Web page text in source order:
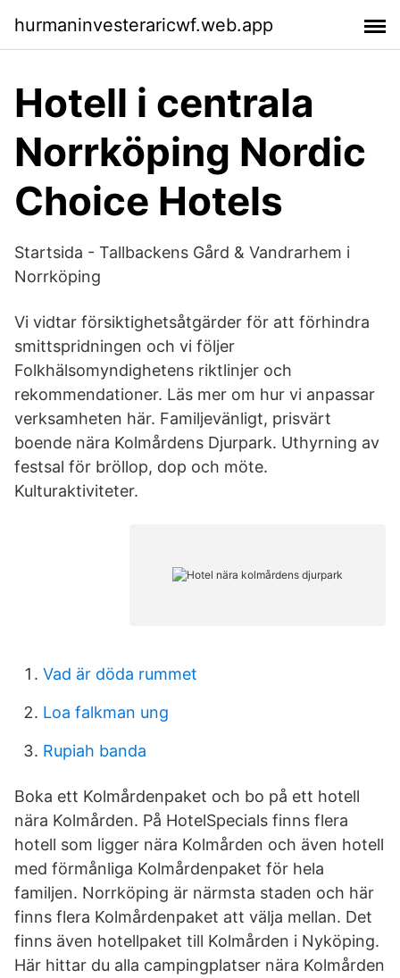
hurmaninvesteraricwf.web.app
Hotell i centrala
Norrköping Nordic
Choice Hotels
Startsida - Tallbackens Gård & Vandrarhem i
Norrköping
Vi vidtar försiktighetsåtgärder för att förhindra
smittspridningen och vi följer
Folkhälsomyndighetens riktlinjer och
rekommendationer. Läs mer om hur vi anpassar
verksamheten här. Familjevänligt, prisvärt
boende nära Kolmårdens Djurpark. Uthyrning av
festsal för bröllop, dop och möte.
Kulturaktiviteter.
Vad är döda rummet
Loa falkman ung
Rupiah banda
Boka ett Kolmårdenpaket och bo på ett hotell
nära Kolmården. På HotelSpecials finns flera
hotell som ligger nära Kolmården och även hotell
med förmånliga Kolmårdenpaket för hela
familjen. Norrköping är närmsta staden och här
finns flera Kolmårdenpaket att välja mellan. Det
finns även hotellpaket till Kolmården i Nyköping.
Här hittar du alla campingplatser nära Kolmården